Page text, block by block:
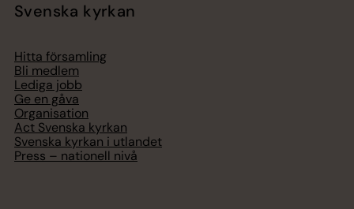
Svenska kyrkan
Hitta församling
Bli medlem
Lediga jobb
Ge en gåva
Organisation
Act Svenska kyrkan
Svenska kyrkan i utlandet
Press – nationell nivå